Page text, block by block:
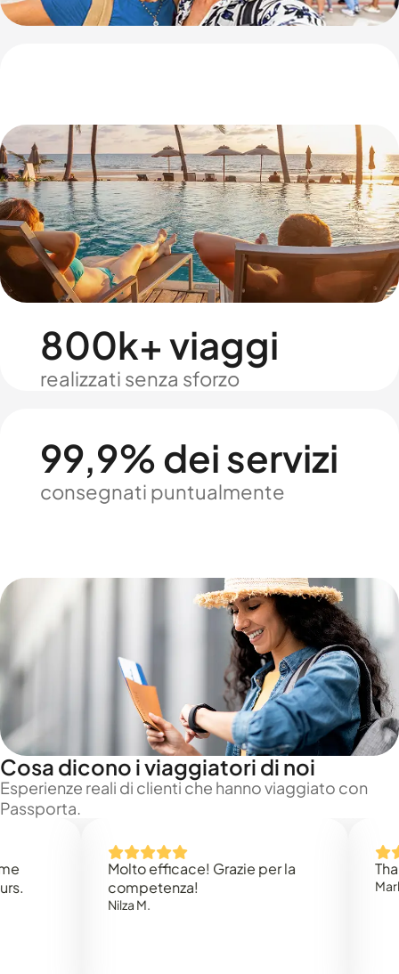
800k+ viaggi
realizzati senza sforzo
99,9% dei servizi
consegnati puntualmente
Cosa dicono i viaggiatori di noi
Esperienze reali di clienti che hanno viaggiato con
Passporta.
Molto efficace! Grazie per la
competenza!
Thank